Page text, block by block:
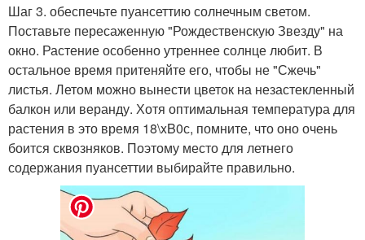
Шаг 3. обеспечьте пуансеттию солнечным светом.
Поставьте пересаженную "Рождественскую Звезду" на
окно. Растение особенно утреннее солнце любит. В
остальное время притеняйте его, чтобы не "Сжечь"
листья. Летом можно вынести цветок на незастекленный
балкон или веранду. Хотя оптимальная температура для
растения в это время 18\xB0с, помните, что оно очень
боится сквозняков. Поэтому место для летнего
содержания пуансеттии выбирайте правильно.